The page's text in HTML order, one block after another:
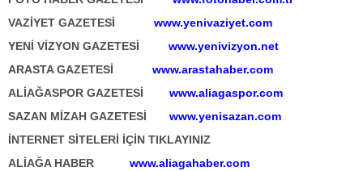
VAZİYET GAZETESİ www.yenivaziyet.com
YENİ VİZYON GAZETESİ
www.yenivizyon.net
ARASTA GAZETESİ www.arastahaber.com
ALİAĞASPOR GAZETESİ
www.aliagaspor.com
SAZAN MİZAH GAZETESİ
www.yenisazan.com
İNTERNET SİTELERİ İÇİN TIKLAYINIZ
ALİAĞA HABER www.aliagahaber.com